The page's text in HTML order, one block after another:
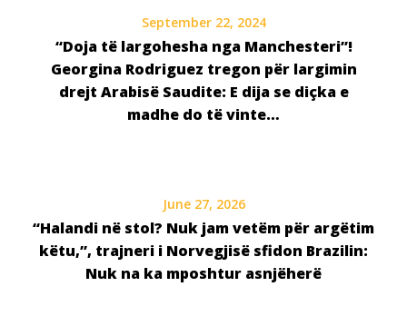
September 22, 2024
“Doja të largohesha nga Manchesteri”!
Georgina Rodriguez tregon për largimin
drejt Arabisë Saudite: E dija se diçka e
madhe do të vinte…
June 27, 2026
“Halandi në stol? Nuk jam vetëm për argëtim
këtu,”, trajneri i Norvegjisë sfidon Brazilin:
Nuk na ka mposhtur asnjëherë